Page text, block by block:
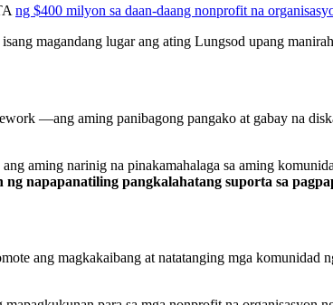
ng $400 milyon sa daan-daang nonprofit na
magandang lugar ang ating Lungsod upang
—ang aming panibagong pangako at gabay na
aming narinig na pinakamahalaga sa aming
napapanatiling pangkalahatang suporta sa
ang magkakaibang at natatanging mga komunidad